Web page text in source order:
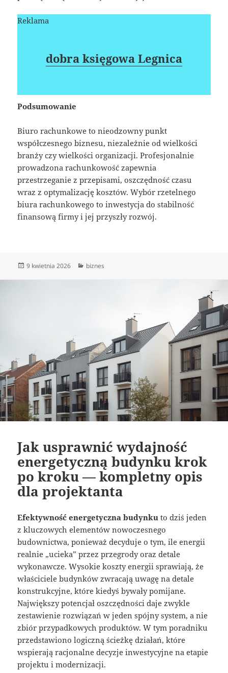
Reklama
dobra księgowa Legnica
Podsumowanie
Biuro rachunkowe to nieodzowny punkt
współczesnego biznesu, niezależnie od wielkości
branży czy wielkości organizacji. Profesjonalnie
prowadzona rachunkowość zapewnia
przestrzeganie z przepisami, oszczędność czasu
wraz z optymalizację kosztów. Wybór rzetelnego
biura rachunkowego to inwestycja do stabilność
finansową firmy i jej przyszły rozwój.
Data
9 kwietnia 2026 Kategorie
biznes
Jak usprawnić wydajność
energetyczną budynku krok
po kroku — kompletny opis
dla projektanta
Efektywność energetyczna budynku to dziś jeden
z kluczowych elementów nowoczesnego
budownictwa, ponieważ decyduje o tym, ile energii
realnie „ucieka” przez przegrody oraz detale
wykonawcze. Wysokie koszty energii sprawiają, że
właściciele budynków zwracają uwagę na detale
konstrukcyjne, które kiedyś bywały pomijane.
Największy potencjał oszczędności daje zwykle
zestawienie rozwiązań w jeden spójny system, a nie
zbiór przypadkowych produktów. W tym poradniku
przedstawiono logiczną ścieżkę działań, które
wspierają racjonalne decyzje inwestycyjne na etapie
projektu i modernizacji.